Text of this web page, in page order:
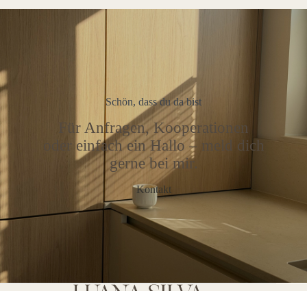
Schön, dass du da bist
Für Anfragen, Kooperationen
oder einfach ein Hallo – meld dich
gerne bei mir.
Kontakt